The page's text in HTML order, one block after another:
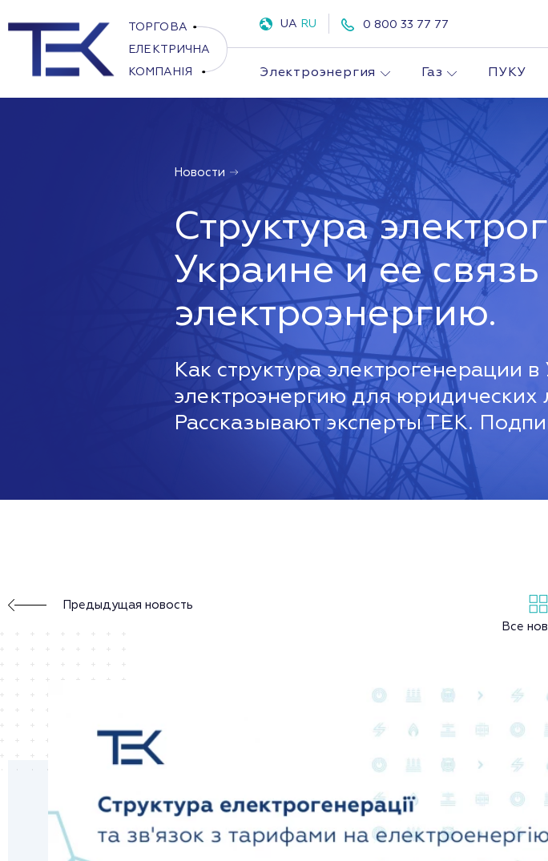
UA RU 0 800 33 77 77
Электроэнергия Газ ПУКУ
Новости
Структура
Украине и ее
электроэнергию.
Как структура электрогенерации
электроэнергию для юридических
Рассказывают эксперты ТЕК.
Предыдущая новость
Все